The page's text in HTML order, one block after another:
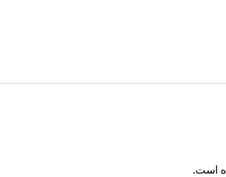
است.